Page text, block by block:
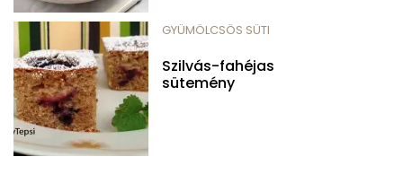
GYÜMÖLCSÖS SÜTI
Szilvás-fahéjas
sütemény